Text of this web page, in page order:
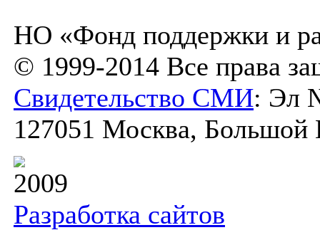
НО «Фонд поддержки и
© 1999-2014 Все права
Свидетельство СМИ: Эл
127051 Москва, Большой
2009
Разработка сайтов